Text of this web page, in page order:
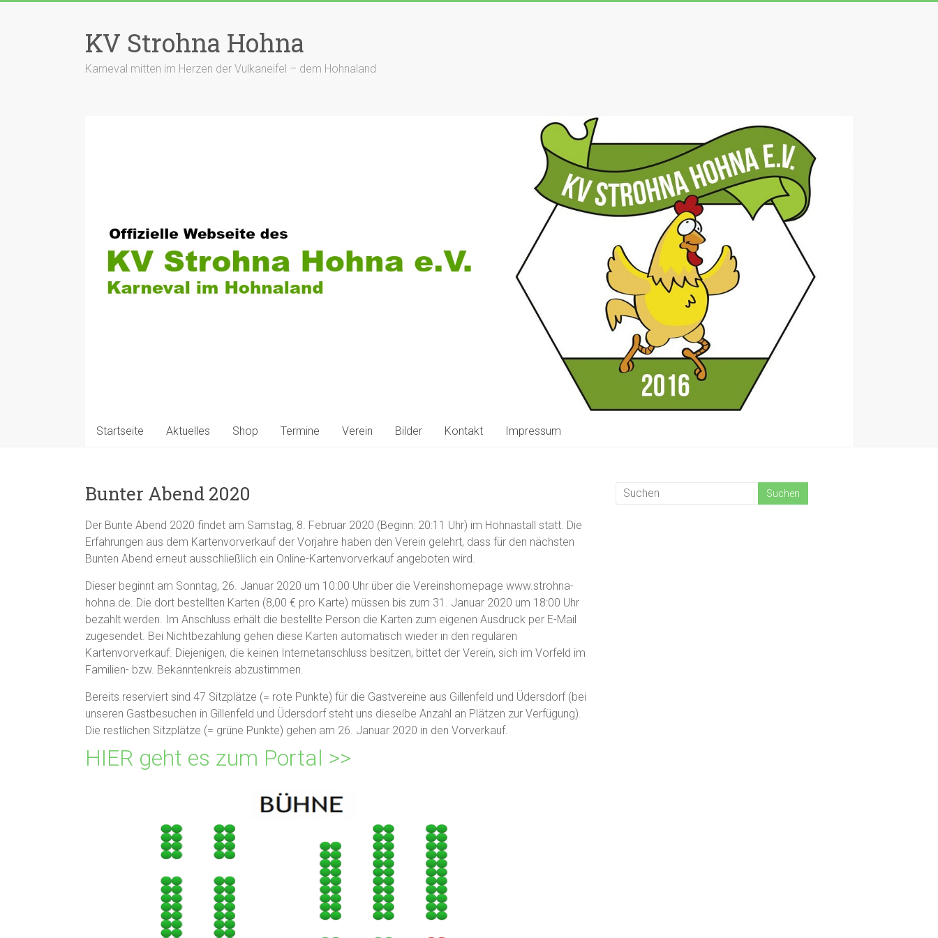
KV Strohna Hohna
Karneval mitten im Herzen der Vulkaneifel – dem Hohnaland
Startseite Aktuelles Shop Termine Verein Bilder Kontakt Impressum
Bunter Abend 2020
Der Bunte Abend 2020 findet am Samstag, 8. Februar 2020 (Beginn: 20:11 Uhr) im Hohnastall statt. Die
Erfahrungen aus dem Kartenvorverkauf der Vorjahre haben den Verein gelehrt, dass für den nächsten
Bunten Abend erneut ausschließlich ein Online-Kartenvorverkauf angeboten wird.
Dieser beginnt am Sonntag, 26. Januar 2020 um 10:00 Uhr über die Vereinshomepage www.strohna-
hohna.de. Die dort bestellten Karten (8,00 € pro Karte) müssen bis zum 31. Januar 2020 um 18:00 Uhr
bezahlt werden. Im Anschluss erhält die bestellte Person die Karten zum eigenen Ausdruck per E-Mail
zugesendet. Bei Nichtbezahlung gehen diese Karten automatisch wieder in den regulären
Kartenvorverkauf. Diejenigen, die keinen Internetanschluss besitzen, bittet der Verein, sich im Vorfeld im
Familien- bzw. Bekanntenkreis abzustimmen.
Bereits reserviert sind 47 Sitzplätze (= rote Punkte) für die Gastvereine aus Gillenfeld und Üdersdorf (bei
unseren Gastbesuchen in Gillenfeld und Üdersdorf steht uns dieselbe Anzahl an Plätzen zur Verfügung).
Die restlichen Sitzplätze (= grüne Punkte) gehen am 26. Januar 2020 in den Vorverkauf.
HIER geht es zum Portal >>